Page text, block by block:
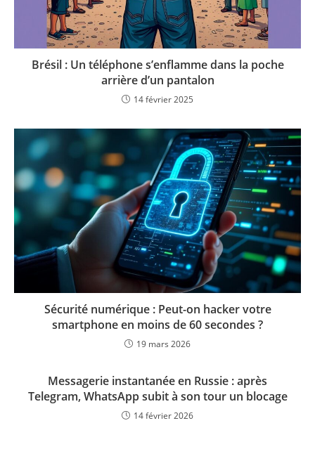
Brésil : Un téléphone s’enflamme dans la poche
arrière d’un pantalon
14 février 2025
Sécurité numérique : Peut-on hacker votre
smartphone en moins de 60 secondes ?
19 mars 2026
Messagerie instantanée en Russie : après
Telegram, WhatsApp subit à son tour un blocage
14 février 2026